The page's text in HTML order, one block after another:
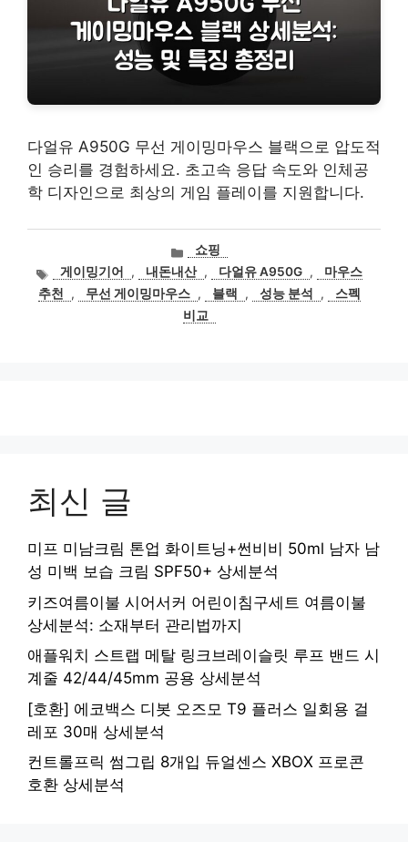
다얼유 A950G 무선 게이밍마우스 블랙으로 압도적
인 승리를 경험하세요. 초고속 응답 속도와 인체공
학 디자인으로 최상의 게임 플레이를 지원합니다.
카
테
고
리
쇼핑
태
그
게이밍기어 , 내돈내산 , 다얼유 A950G ,
마우스
추천
, 무선 게이밍마우스 , 블랙 , 성능 분석 ,
스펙
비교
최신 글
미프 미남크림 톤업 화이트닝+썬비비 50ml 남자 남
성 미백 보습 크림 SPF50+ 상세분석
키즈여름이불 시어서커 어린이침구세트 여름이불
상세분석: 소재부터 관리법까지
애플워치 스트랩 메탈 링크브레이슬릿 루프 밴드 시
계줄 42/44/45mm 공용 상세분석
[호환] 에코백스 디봇 오즈모 T9 플러스 일회용 걸
레포 30매 상세분석
컨트롤프릭 썸그립 8개입 듀얼센스 XBOX 프로콘
호환 상세분석